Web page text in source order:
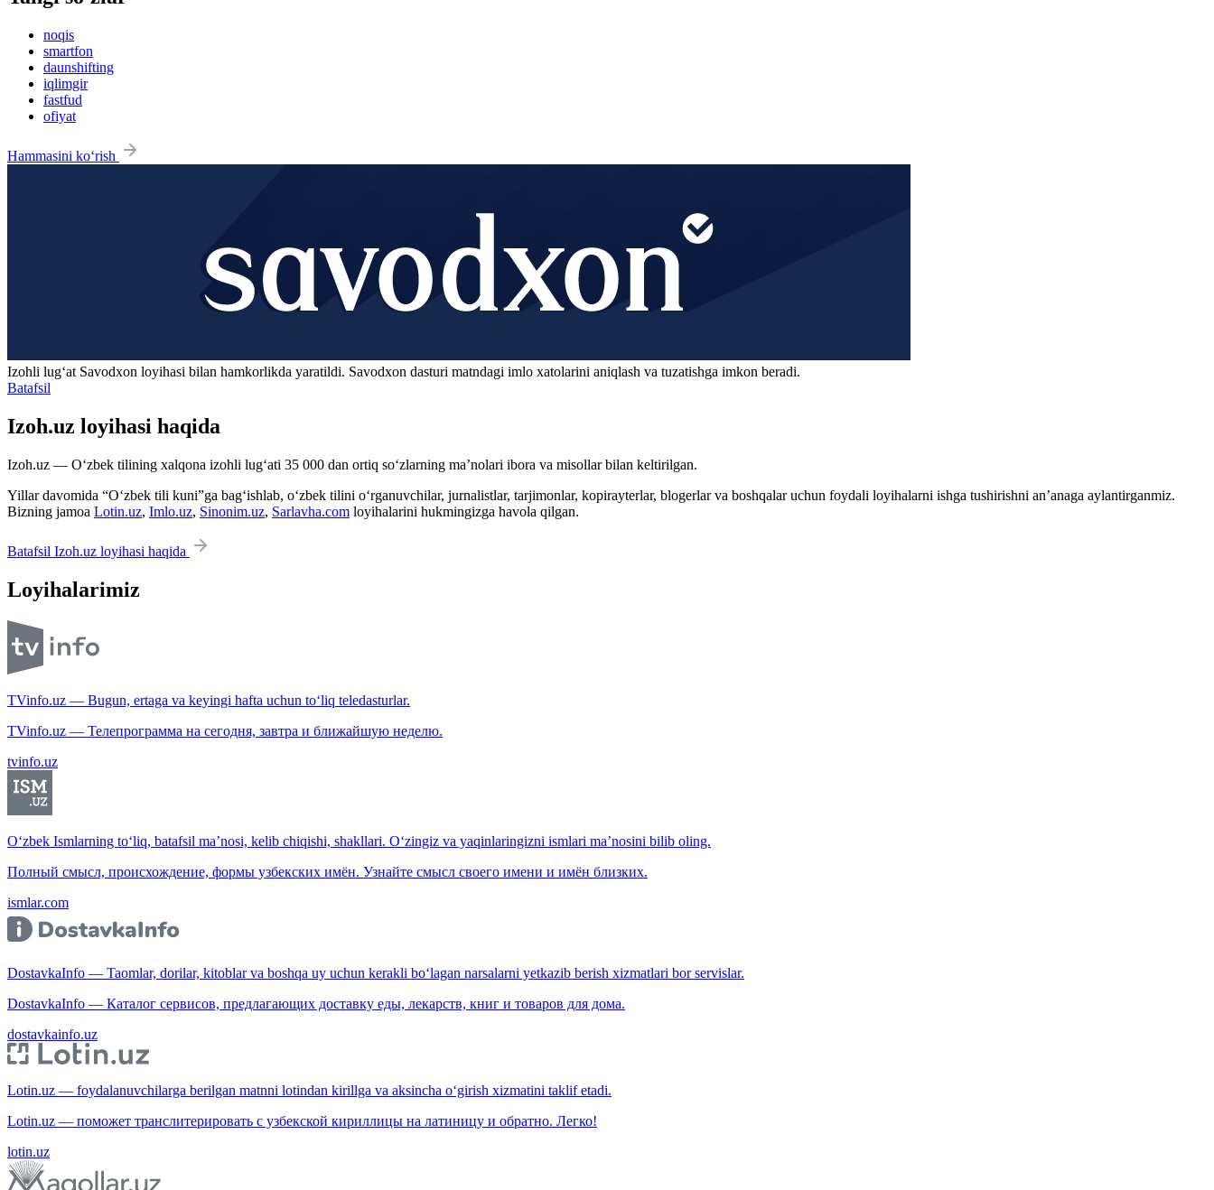
noqis
smartfon
daunshifting
iqlimgir
fastfud
ofiyat
Hammasini ko‘rish
Izohli lugʻat Savodxon loyihasi bilan hamkorlikda yaratildi. Savodxon dasturi matndagi imlo xatolarini aniqlash va tuzatishga imkon beradi.
Batafsil
Izoh.uz loyihasi haqida
Izoh.uz — O‘zbek tilining xalqona izohli lug‘ati 35 000 dan ortiq so‘zlarning ma’nolari ibora va misollar bilan keltirilgan.
Yillar davomida “O‘zbek tili kuni”ga bag‘ishlab, o‘zbek tilini o‘rganuvchilar, jurnalistlar, tarjimonlar, kopirayterlar, blogerlar va boshqalar uchun foydali loyihalarni ishga tushirishni an’anaga aylantirganmiz.
Bizning jamoa Lotin.uz, Imlo.uz, Sinonim.uz, Sarlavha.com loyihalarini hukmingizga havola qilgan.
Batafsil Izoh.uz loyihasi haqida
Loyihalarimiz
TVinfo.uz — Bugun, ertaga va keyingi hafta uchun to‘liq teledasturlar.
TVinfo.uz — Телепрограмма на сегодня, завтра и ближайшую неделю.
tvinfo.uz
O‘zbek Ismlarning to‘liq, batafsil ma’nosi, kelib chiqishi, shakllari. O‘zingiz va yaqinlaringizni ismlari ma’nosini bilib oling.
Полный смысл, происхождение, формы узбекских имён. Узнайте смысл своего имени и имён близких.
ismlar.com
DostavkaInfo — Taomlar, dorilar, kitoblar va boshqa uy uchun kerakli bo‘lagan narsalarni yetkazib berish xizmatlari bor servislar.
DostavkaInfo — Каталог сервисов, предлагающих доставку еды, лекарств, книг и товаров для дома.
dostavkainfo.uz
Lotin.uz — foydalanuvchilarga berilgan matnni lotindan kirillga va aksincha o‘girish xizmatini taklif etadi.
Lotin.uz — поможет транслитерировать с узбекской кириллицы на латиницу и обратно. Легко!
lotin.uz